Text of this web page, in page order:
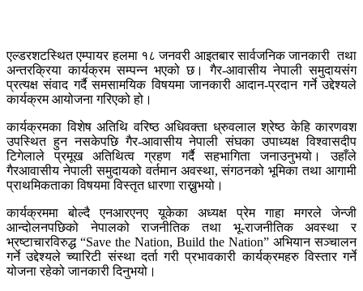
एल्डरशटस्थित एम्पायर हलमा १८ जनवरी आइतबार सार्वजनिक जानकारी तथा
अन्तरक्रिया कार्यक्रम सम्पन्न भएको छ। गैर-आवासीय नेपाली समुदायसंग
प्रत्यक्ष संवाद गर्दै समसामयिक विषयमा जानकारी आदान-प्रदान गर्ने उद्देश्यले
कार्यक्रम आयोजना गरिएको हो।
कार्यक्रमका विशेष अतिथि वरिष्ठ अधिवक्ता ध्रुवलाल श्रेष्ठ केहि कारणवश
उपस्थित हुन नसकेपछि गैर-आवासीय नेपाली संघका उपाध्यक्ष विश्वासदीप
टिगेलाले प्रमूख अतिथित्व ग्रहण गर्दै सहभागिता जनाउनुभयो। उहाँले
गैरआवासीय नेपाली समुदायको वर्तमान अवस्था, संगठनको भूमिका तथा आगामी
प्राथमिकताका विषयमा विस्तृत धारणा राख्नुभयो।
कार्यक्रममा बोल्दै एनआरएनए यूकेका अध्यक्ष प्रेम गाहा मगरले जेन्जी
आन्दोलनपछिको नेपालको राजनीतिक तथा भू-राजनीतिक अवस्था र
भ्रष्टाचारविरुद्ध “Save the Nation, Build the Nation” अभियान सञ्चालन
गर्ने उद्देश्यले च्यारिटी संस्था दर्ता गरी प्रभावकारी कार्यक्रमहरु विस्तार गर्ने
योजना रहेको जानकारी दिनुभयो।